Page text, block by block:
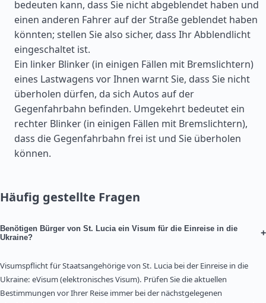
bedeuten kann, dass Sie nicht abgeblendet haben und
einen anderen Fahrer auf der Straße geblendet haben
könnten; stellen Sie also sicher, dass Ihr Abblendlicht
eingeschaltet ist.
Ein linker Blinker (in einigen Fällen mit Bremslichtern)
eines Lastwagens vor Ihnen warnt Sie, dass Sie nicht
überholen dürfen, da sich Autos auf der
Gegenfahrbahn befinden. Umgekehrt bedeutet ein
rechter Blinker (in einigen Fällen mit Bremslichtern),
dass die Gegenfahrbahn frei ist und Sie überholen
können.
Häufig gestellte Fragen
Benötigen Bürger von St. Lucia ein Visum für die Einreise in die
Ukraine?
+
Visumspflicht für Staatsangehörige von St. Lucia bei der Einreise in die
Ukraine: eVisum (elektronisches Visum). Prüfen Sie die aktuellen
Bestimmungen vor Ihrer Reise immer bei der nächstgelegenen